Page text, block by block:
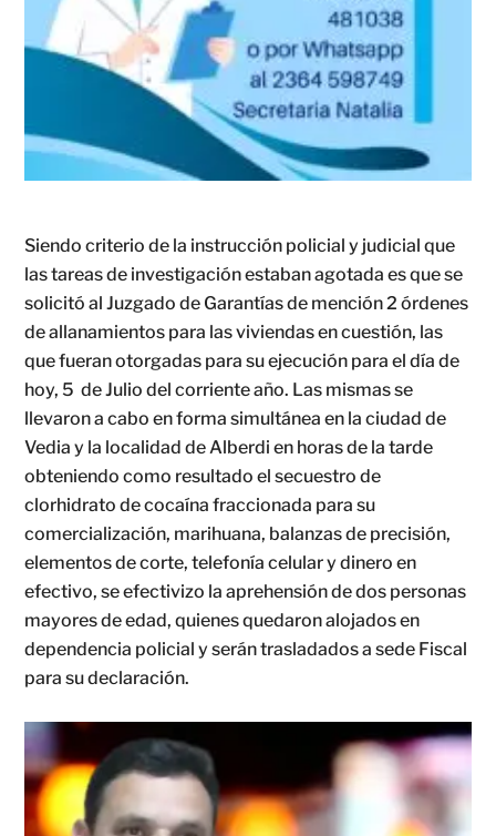
Siendo criterio de la instrucción policial y judicial que
las tareas de investigación estaban agotada es que se
solicitó al Juzgado de Garantías de mención 2 órdenes
de allanamientos para las viviendas en cuestión, las
que fueran otorgadas para su ejecución para el día de
hoy, 5 de Julio del corriente año. Las mismas se
llevaron a cabo en forma simultánea en la ciudad de
Vedia y la localidad de Alberdi en horas de la tarde
obteniendo como resultado el secuestro de
clorhidrato de cocaína fraccionada para su
comercialización, marihuana, balanzas de precisión,
elementos de corte, telefonía celular y dinero en
efectivo, se efectivizo la aprehensión de dos personas
mayores de edad, quienes quedaron alojados en
dependencia policial y serán trasladados a sede Fiscal
para su declaración.